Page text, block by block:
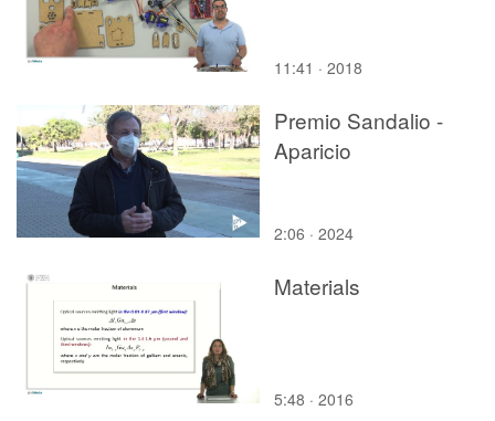
11:41 · 2018
Premio Sandalio -
Aparicio
2:06 · 2024
Materials
5:48 · 2016